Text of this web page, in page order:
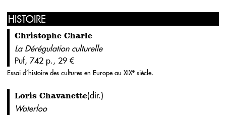
HISTOIRE
Christophe Charle
La Dérégulation culturelle
Puf, 742 p., 29 €
Essai d’histoire des cultures en Europe au XIXe siècle.
Loris Chavanette(dir.)
Waterloo